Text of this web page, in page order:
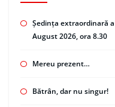
Ședința extraordinară
August 2026, ora 8.30
Mereu prezent…
Bătrân, dar nu singur!